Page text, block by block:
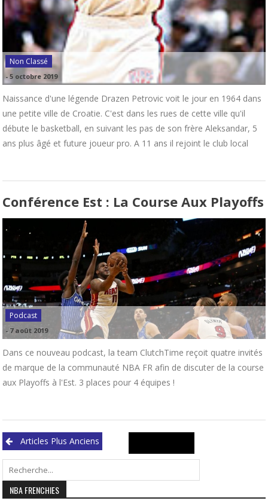
Non Classé
-5 octobre 2019
Naissance d'une légende Drazen Petrovic voit le jour en 1964 dans
une petite ville de Croatie. C'est dans les rues de cette ville qu'il
débute le basketball, en suivant les pas de son frère Aleksandar, 5
ans plus âgé et future joueur pro. A 11 ans il rejoint le club local
Conférence Est : La Course Aux Playoffs
Podcast
- 7 août 2019
Dans ce nouveau podcast, la team ClutchTime reçoit quatre invités
de marque de la communauté NBA FR afin de discuter de la course
aux Playoffs à l'Est. 3 places pour 4 équipes !
Navigation
des
articles
Articles Plus Anciens
for:
NBA FRENCHIES